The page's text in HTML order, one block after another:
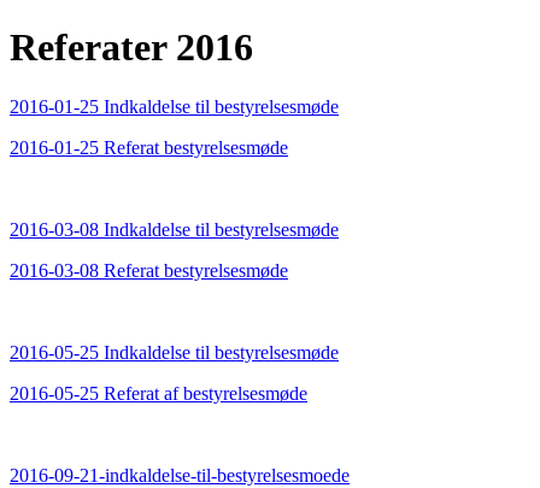
Referater 2016
2016-01-25 Indkaldelse til bestyrelsesmøde
2016-01-25 Referat bestyrelsesmøde
2016-03-08 Indkaldelse til bestyrelsesmøde
2016-03-08 Referat bestyrelsesmøde
2016-05-25 Indkaldelse til bestyrelsesmøde
2016-05-25 Referat af bestyrelsesmøde
2016-09-21-indkaldelse-til-bestyrelsesmoede